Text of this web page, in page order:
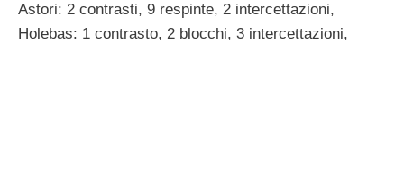
Astori: 2 contrasti, 9 respinte, 2 intercettazioni,
Holebas: 1 contrasto, 2 blocchi, 3 intercettazioni,